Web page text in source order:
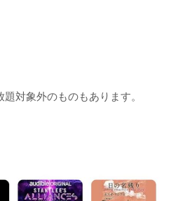
対象外のものもあります。